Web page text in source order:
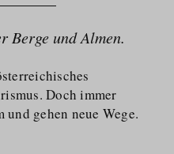
Berge und Almen.
Doch immer
gehen neue Wege.